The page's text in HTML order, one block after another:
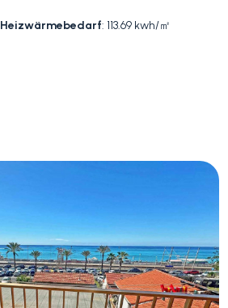
Heizwärmebedarf: 113.69 kwh/㎡